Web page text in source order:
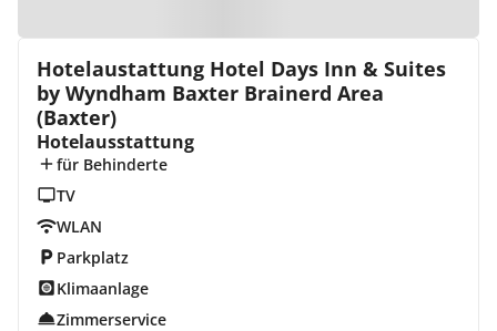
Hotelaustattung Hotel Days Inn & Suites
by Wyndham Baxter Brainerd Area
(Baxter)
Hotelausstattung
für Behinderte
TV
WLAN
Parkplatz
Klimaanlage
Zimmerservice